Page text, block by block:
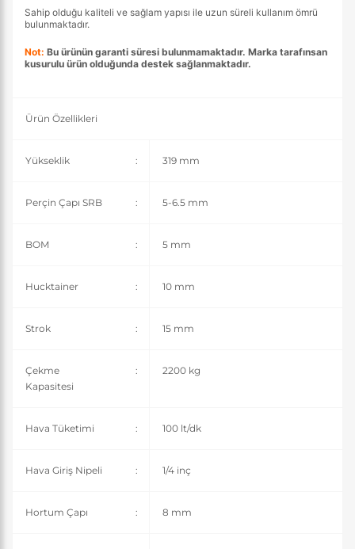
Sahip olduğu kaliteli ve sağlam yapısı ile uzun süreli kullanım ömrü
bulunmaktadır.
Not: Bu ürünün garanti süresi bulunmamaktadır. Marka tarafınsan
kusurulu ürün olduğunda destek sağlanmaktadır.
Ürün Özellikleri
Yükseklik : 319 mm
Perçin Çapı SRB : 5-6.5 mm
BOM : 5 mm
Hucktainer : 10 mm
Strok : 15 mm
Çekme
Kapasitesi
: 2200 kg
Hava Tüketimi : 100 lt/dk
Hava Giriş Nipeli : 1/4 inç
Hortum Çapı : 8 mm